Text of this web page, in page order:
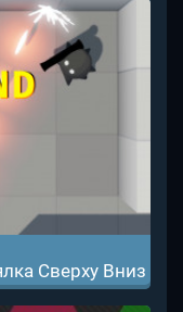
Сверху Вниз